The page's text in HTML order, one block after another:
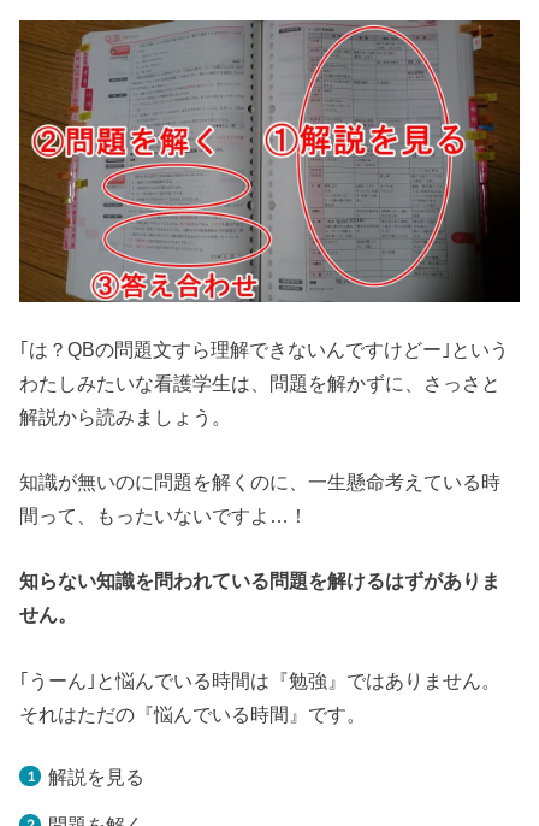
｢は？QBの問題文すら理解できないんですけどー｣という
わたしみたいな看護学生は、問題を解かずに、さっさと
解説から読みましょう。
知識が無いのに問題を解くのに、一生懸命考えている時
間って、もったいないですよ…！
知らない知識を問われている問題を解けるはずがありま
せん。
｢うーん｣と悩んでいる時間は『勉強』ではありません。
それはただの『悩んでいる時間』です。
解説を見る